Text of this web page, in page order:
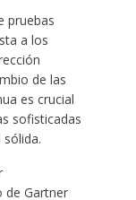
pruebas
a los
de las
es crucial
sofisticadas
de Gartner